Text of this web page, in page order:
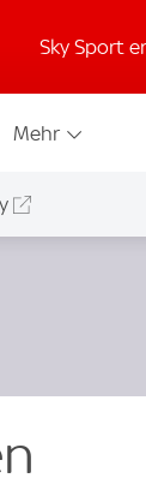
Sky Sport
Mehr